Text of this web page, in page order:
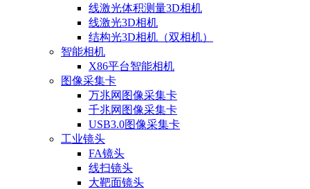
线激光体积测量3D相机
线激光3D相机
结构光3D相机（双相机）
智能相机
X86平台智能相机
图像采集卡
万兆网图像采集卡
千兆网图像采集卡
USB3.0图像采集卡
工业镜头
FA镜头
线扫镜头
大靶面镜头